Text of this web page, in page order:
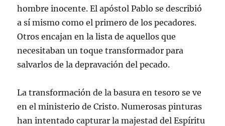
hombre inocente. El apóstol Pablo se describió
a sí mismo como el primero de los pecadores.
Otros encajan en la lista de aquellos que
necesitaban un toque transformador para
salvarlos de la depravación del pecado.
La transformación de la basura en tesoro se ve
en el ministerio de Cristo. Numerosas pinturas
han intentado capturar la majestad del Espíritu